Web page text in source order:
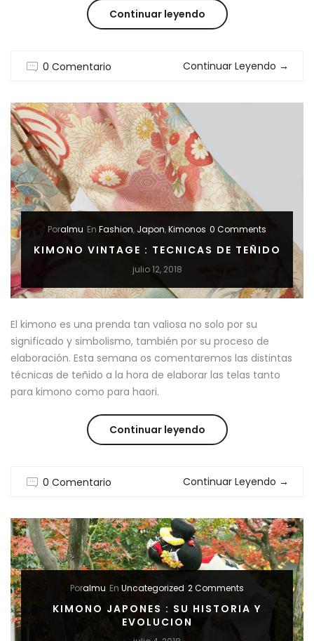
Continuar leyendo“TELAS
USADAS
0 Comentario Continuar Leyendo →
Poralmu En Fashion, Japon,Kimonos 0 Comments
KIMONO VINTAGE : TECNICAS DE TEÑIDO
julio 12, 2018
El kimono es una prenda tan valiosa no solo por su
significado y simbolismo, también por su proceso de
elaboración. Esta semana os comentaremos las distintas
técnicas de teñido a la hora de elaborar las telas tanto
para kimono como para haori.
Continuar leyendo“KIMONO
:
DE
TEÑIDO”
0 Comentario Continuar Leyendo →
Poralmu En Uncategorized 2 Comments
KIMONO JAPONES : SU HISTORIA Y
EVOLUCION